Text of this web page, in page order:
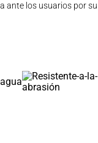
ante los usuarios por